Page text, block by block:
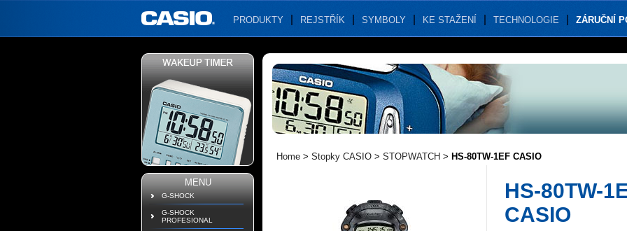
PRODUKTY REJSTŘÍK SYMBOLY KE STAŽENÍ TECHNOLOGIE ZÁRUČNÍ
MENU
G-SHOCK
G-SHOCK
PROFESIONAL
Home > Stopky CASIO > STOPWATCH > HS-80TW-1EF CASIO
HS-80TW-
CASIO